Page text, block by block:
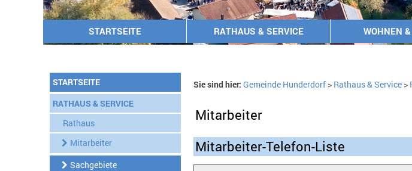
STARTSEITE RATHAUS & SERVICE WOHNEN
STARTSEITE
RATHAUS & SERVICE
Rathaus
Mitarbeiter
Sachgebiete
Sie sind hier: Gemeinde Hunderdorf> Rathaus & Service>
Mitarbeiter
Mitarbeiter-Telefon-Liste